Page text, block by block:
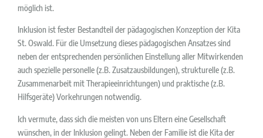
möglich ist.
Inklusion ist fester Bestandteil der pädagogischen Konzeption der Kita
St. Oswald. Für die Umsetzung dieses pädagogischen Ansatzes sind
neben der entsprechenden persönlichen Einstellung aller Mitwirkenden
auch spezielle personelle (z.B. Zusatzausbildungen), strukturelle (z.B.
Zusammenarbeit mit Therapieeinrichtungen) und praktische (z.B.
Hilfsgeräte) Vorkehrungen notwendig.
Ich vermute, dass sich die meisten von uns Eltern eine Gesellschaft
wünschen, in der Inklusion gelingt. Neben der Familie ist die Kita der